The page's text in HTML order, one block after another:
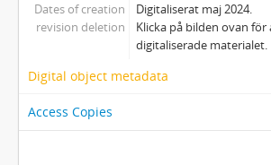
Dates of creation
revision deletion
Digitaliserat maj 2024.
Klicka på bilden ovan
digitaliserade materialet.
Digital object metadata
Access Copies